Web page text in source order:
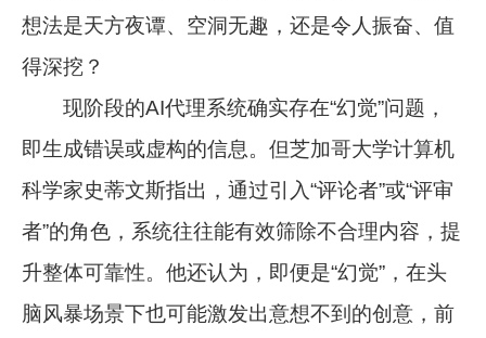
想法是天方夜谭、空洞无趣，还是令人振奋、值
得深挖？
现阶段的AI代理系统确实存在“幻觉”问题，
即生成错误或虚构的信息。但芝加哥大学计算机
科学家史蒂文斯指出，通过引入“评论者”或“评审
者”的角色，系统往往能有效筛除不合理内容，提
升整体可靠性。他还认为，即便是“幻觉”，在头
脑风暴场景下也可能激发出意想不到的创意，前